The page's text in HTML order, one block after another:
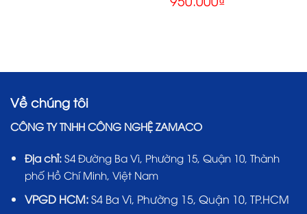
Về chúng tôi
CÔNG TY TNHH CÔNG NGHỆ ZAMACO
Địa chỉ: S4 Đường Ba Vì, Phường 15, Quận 10, Thành
phố Hồ Chí Minh, Việt Nam
VPGD HCM:S4 Ba Vì, Phường 15, Quận 10, TP.HCM